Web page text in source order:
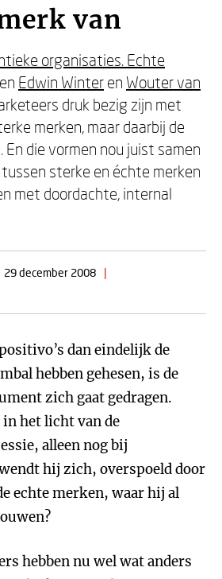
van
organisaties. Echte
Edwin Winter en Wouter van
druk bezig zijn met
merken, maar daarbij de
En die vormen nou juist samen
sterke en échte merken
met doordachte, internal
29 december 2008
|
dan eindelijk de
hebben gehesen, is de
zich gaat gedragen.
het licht van de
alleen nog bij
hij zich, overspoeld door
echte merken, waar hij al
hebben nu wel wat anders